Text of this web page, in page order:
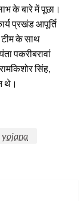
के बारे में पूछा।
प्रखंड आपूर्ति
टीम के साथ
पकरीबरावां
सिंह,
थे।
yojana